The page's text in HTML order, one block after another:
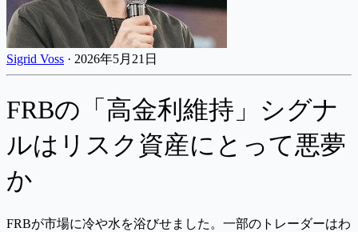
Sigrid Voss · 2026年5月21日
FRBの「高金利維持」シグナ
ルはリスク資産にとって悪夢
か
FRBが市場に冷や水を浴びせました。一部のトレーダーはわ